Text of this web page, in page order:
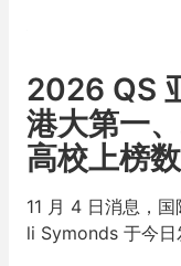
2026 QS
港大第一
高校上榜
11 月 4 日消息，
li Symonds 于今日